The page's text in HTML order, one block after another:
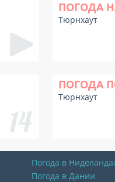
ПОГОДА
Тюрнхаут
ПОГОДА
Тюрнхаут
Погода в
Погода в Дании